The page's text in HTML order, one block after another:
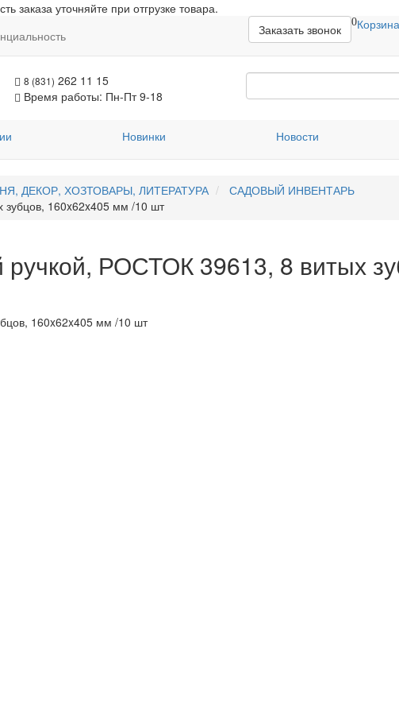
заказа уточняйте при отгрузке товара.
0Корзина
Заказать звонок
8 (831) 262 11 15
Время работы: Пн-Пт 9-18
Новинки Новости
ДЕКОР, ХОЗТОВАРЫ, ЛИТЕРАТУРА
САДОВЫЙ ИНВЕНТАРЬ
зубцов, 160x62x405 мм /10 шт
РОСТОК 39613, 8 витых